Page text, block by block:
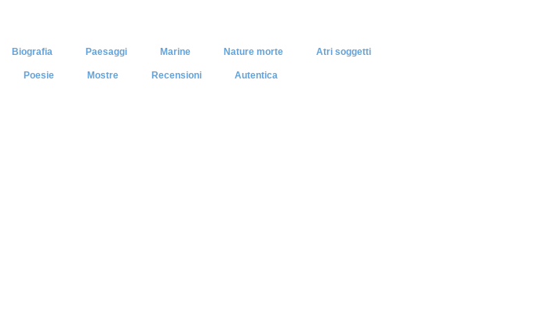
Biografia Paesaggi Marine Nature morte Atri soggetti
Poesie Mostre Recensioni Autentica